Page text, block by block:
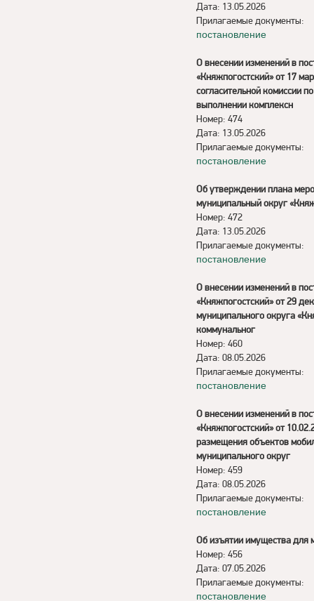
Дата: 13.05.2026
Прилагаемые документы:
постановление
О внесении изменений в
«Княжпогостский» от 17
согласительной комиссии
выполнении комплексн
Номер: 474
Дата: 13.05.2026
Прилагаемые документы:
постановление
Об утверждении плана
муниципальный округ
Номер: 472
Дата: 13.05.2026
Прилагаемые документы:
постановление
О внесении изменений в
«Княжпогостский» от 29
муниципального округа
коммунальног
Номер: 460
Дата: 08.05.2026
Прилагаемые документы:
постановление
О внесении изменений в
«Княжпогостский» от
размещения объектов
муниципального округ
Номер: 459
Дата: 08.05.2026
Прилагаемые документы:
постановление
Об изъятии имущества для
Номер: 456
Дата: 07.05.2026
Прилагаемые документы:
постановление